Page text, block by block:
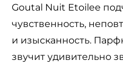
Goutal Nuit Etoilee
чувственность,
и изысканность.
звучит удивительно